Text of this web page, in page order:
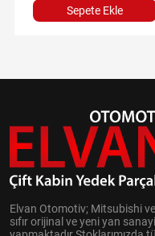
Sepete Ekle
Elvan Otomotiv; Mitsubishi
sıfır orijinal ve yeni yan